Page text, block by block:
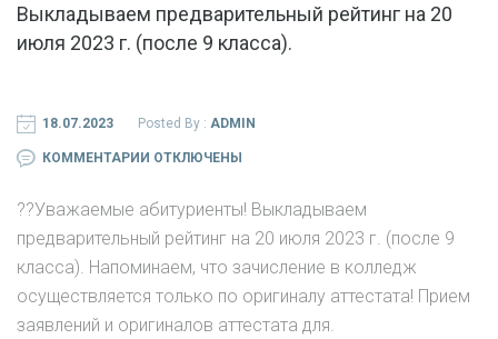
Выкладываем предварительный рейтинг на 20
июля 2023 г. (после 9 класса).
18.07.2023 Posted By : ADMIN
КОММЕНТАРИИ К
ВЫКЛАДЫВАЕМ
ПРЕДВАРИТЕЛЬНЫЙ
РЕЙТИНГ
НА
20
ОТКЛЮЧЕНЫ
?‍?Уважаемые абитуриенты! Выкладываем
предварительный рейтинг на 20 июля 2023 г. (после 9
класса). Напоминаем, что зачисление в колледж
осуществляется только по оригиналу аттестата! Прием
заявлений и оригиналов аттестата для.